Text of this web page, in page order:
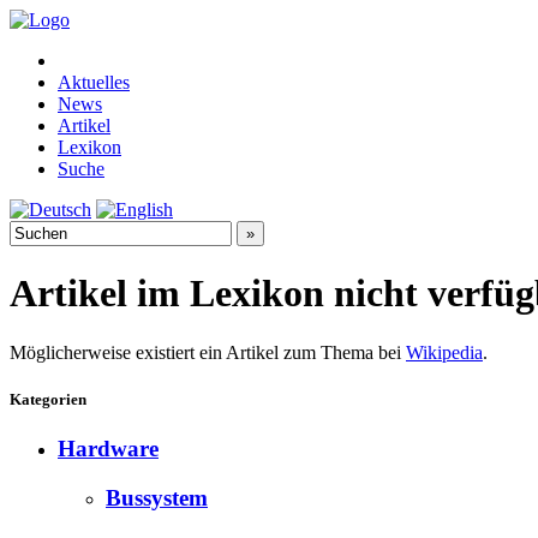
Aktuelles
News
Artikel
Lexikon
Suche
Artikel im Lexikon nicht
Möglicherweise existiert ein Artikel zum Thema bei Wikipedia.
Kategorien
Hardware
Bussystem